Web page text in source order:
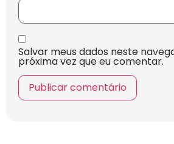
Salvar meus dados neste
próxima vez que eu comentar.